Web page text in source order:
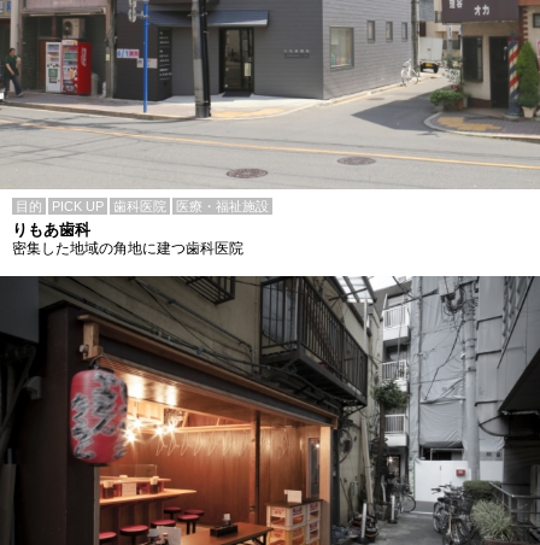
目的 PICK UP 歯科医院 医療・福祉施設
りもあ歯科
密集した地域の角地に建つ歯科医院